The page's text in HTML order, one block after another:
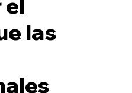
el
las